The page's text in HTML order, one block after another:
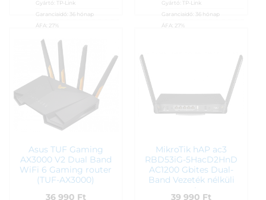
Gyártó:
TP-Link
Garanciaidő:
36 hónap
ÁFA:
27%
30 790 Ft
Gyártó:
TP-Link
Garanciaidő:
36 hónap
ÁFA:
27%
Asus TUF Gaming
AX3000 V2 Dual Band
WiFi 6 Gaming router
(TUF-AX3000)
36 990 Ft
MikroTik hAP ac3
RBD53iG-5HacD2HnD
AC1200 Gbites Dual-
Band Vezeték nélküli
route
39 990 Ft